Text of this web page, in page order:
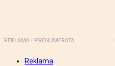
REKLAMA I PRENUMERATA
Reklama